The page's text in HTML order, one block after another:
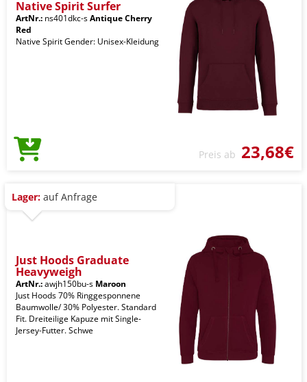
Native Spirit Surfer
ArtNr.: ns401dkc-sAntique Cherry
Red
Native Spirit Gender: Unisex-Kleidung
Preis ab 23,68€
Lager: auf Anfrage
Just Hoods Graduate
Heavyweigh
ArtNr.:awjh150bu-s Maroon
Just Hoods 70% Ringgesponnene
Baumwolle/ 30% Polyester. Standard
Fit. Dreiteilige Kapuze mit Single-
Jersey-Futter. Schwe